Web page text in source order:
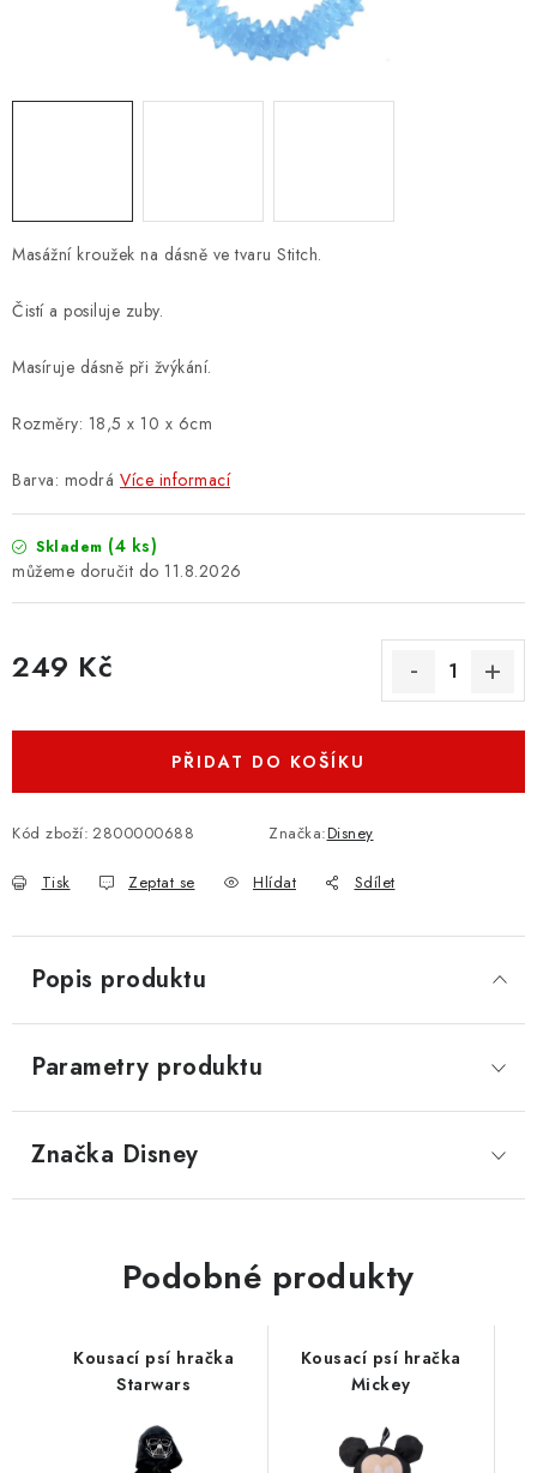
Obchodní podmínky
Masážní kroužek na dásně ve tvaru Stitch.
Čistí a posiluje zuby.
Masíruje dásně při žvýkání.
Rozměry: 18,5 x 10 x 6cm
Barva: modrá Více informací
Skladem (4 ks)
11.8.2026
249 Kč
PŘIDAT DO KOŠÍKU
Kód zboží: 2800000688 Značka:Disney
Tisk Zeptat se Hlídat Sdílet
Popis produktu
Parametry produktu
Značka Disney
Podobné produkty
Kousací psí hračka
Starwars
Kousací psí hračka
Mickey